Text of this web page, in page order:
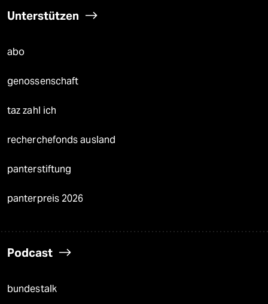
Unterstützen
abo
genossenschaft
taz zahl ich
recherchefonds ausland
panterstiftung
panterpreis 2026
Podcast
bundestalk